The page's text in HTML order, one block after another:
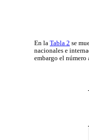
En la Tabla 2 se
nacionales e
embargo el número